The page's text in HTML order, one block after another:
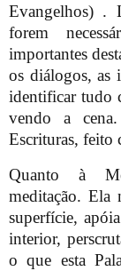
Evangelhos) .
forem
importantes
os diálogos, as
identificar tudo
vendo a
Escrituras, feito
Quanto à
meditação. Ela
superfície,
interior,
o que esta